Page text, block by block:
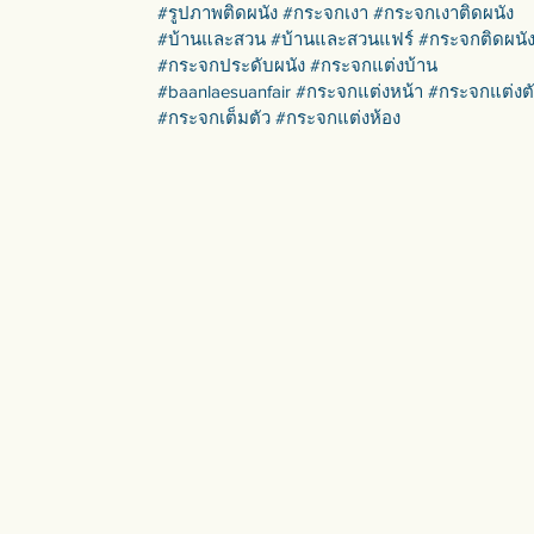
#รูปภาพติดผนัง #กระจกเงา #กระจกเงาติดผนัง
#บ้านและสวน #บ้านและสวนแฟร์ #กระจกติดผนัง
#กระจกประดับผนัง #กระจกแต่งบ้าน
#baanlaesuanfair #กระจกแต่งหน้า #กระจกแต่ง
#กระจกเต็มตัว #กระจกแต่งห้อง